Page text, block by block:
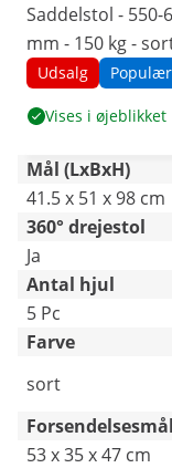
Saddelstol - 550-
mm - 150 kg -
Udsalg Populær
Vises i øjeblikket
Mål (LxBxH)
41.5 x 51 x 98 cm
360° drejestol
Ja
Antal hjul
5 Pc
Farve
sort
53 x 35 x 47 cm